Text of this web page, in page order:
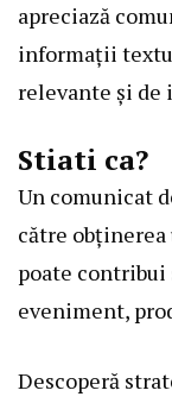
apreciază
informații
relevante și de
Stiati ca?
Un comunicat
către
poate
eveniment,
Descoperă